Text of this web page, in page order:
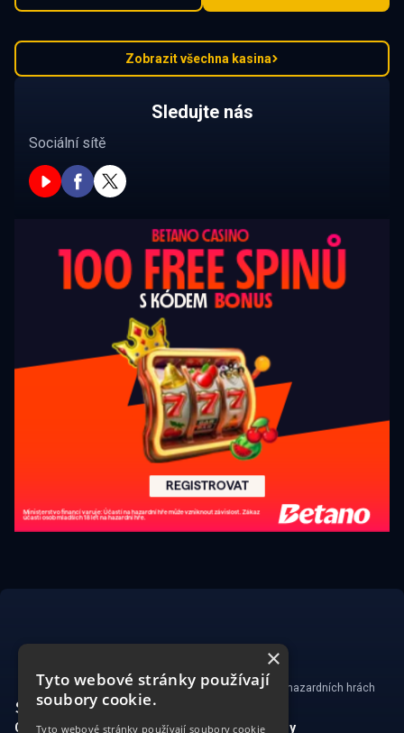
Zobrazit všechna kasina
Sledujte nás
Sociální sítě
Ministerstvo financí varuje: Účastí na hazardních hrách
může vzniknout závislost!
CasinoSearch Kasina a herny
×
Tyto webové stránky používají
soubory cookie.
Tyto webové stránky používají soubory cookie